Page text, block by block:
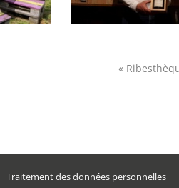
«
Traitement des données personnelles